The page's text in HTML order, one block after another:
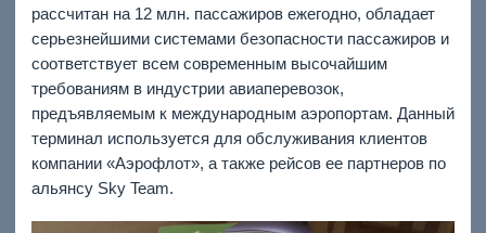
рассчитан на 12 млн. пассажиров ежегодно, обладает
серьезнейшими системами безопасности пассажиров и
соответствует всем современным высочайшим
требованиям в индустрии авиаперевозок,
предъявляемым к международным аэропортам. Данный
терминал используется для обслуживания клиентов
компании «Аэрофлот», а также рейсов ее партнеров по
альянсу Sky Team.